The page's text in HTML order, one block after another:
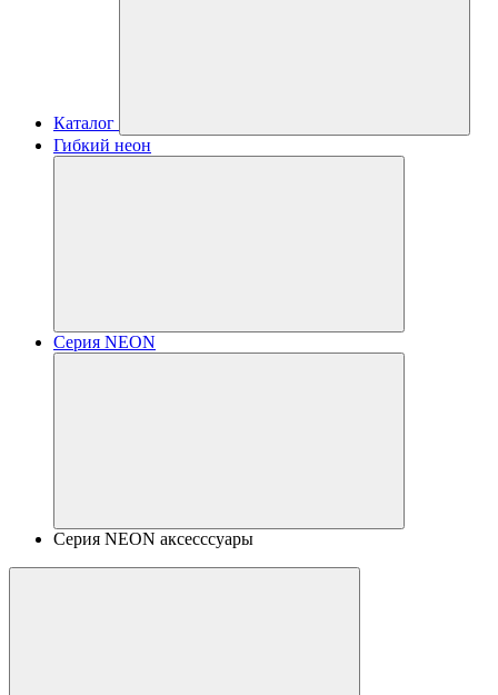
Каталог
Гибкий неон
Серия NEON
Серия NEON аксесссуары